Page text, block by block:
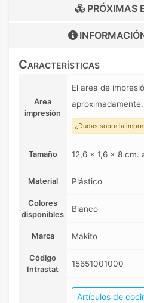
PRÓXIMAS
Características
Area
impresión
El area de
aproximadamente.
¿Dudas sobre la
Tamaño 12,6 x 1,6 x 8 cm.
Material Plástico
Colores
disponibles
Blanco
Marca Makito
Código
Intrastat
15651001000
Artículos de